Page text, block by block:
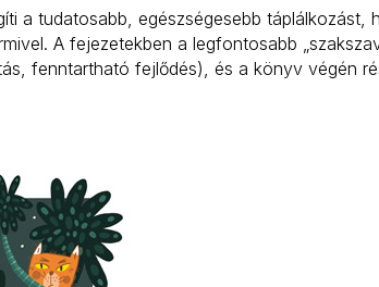
a tudatosabb, egészségesebb táplálkozást,
A fejezetekben a legfontosabb
fenntartható fejlődés), és a könyv végén